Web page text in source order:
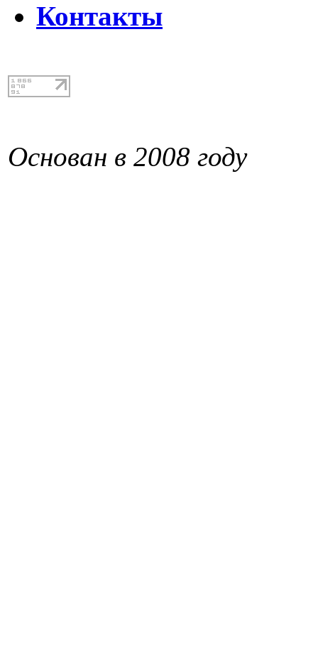
Контакты
Основан в 2008 году